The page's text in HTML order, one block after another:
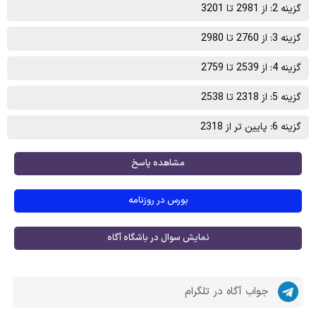
گزینه 2: از 2981 تا 3201
گزینه 3: از 2760 تا 2980
گزینه 4: از 2539 تا 2759
گزینه 5: از 2318 تا 2538
گزینه 6: پایین تر از 2318
مشاهده پاسخ
بورس در روزنامه
نمایش سوال در باشگاه آگاه
جواب آگاه در تلگرام